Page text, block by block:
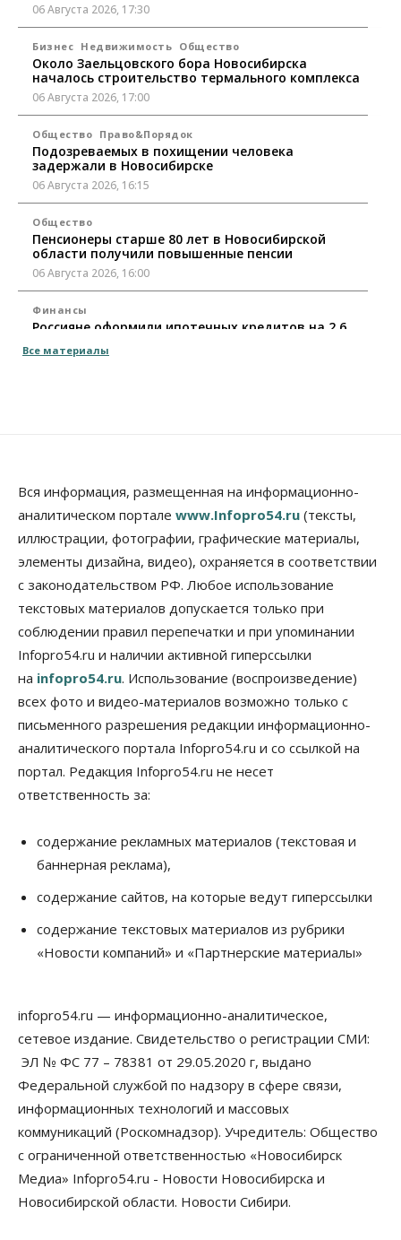
06 Августа 2026, 17:30
Бизнес Недвижимость Общество
Около Заельцовского бора Новосибирска
началось строительство термального комплекса
06 Августа 2026, 17:00
Общество Право&Порядок
Подозреваемых в похищении человека
задержали в Новосибирске
06 Августа 2026, 16:15
Общество
Пенсионеры старше 80 лет в Новосибирской
области получили повышенные пенсии
06 Августа 2026, 16:00
Финансы
Россияне оформили ипотечных кредитов на 2,6
06 Августа 2026, 15:53
Бизнес
Правительство России продлило разрешение на
выпуск бензина «Евро-3»
06 Августа 2026, 14:00
Общество
«За тех, у кого от 270 баллов,
настоящая борьба»: вузы настойчиво
обзванивают новосибирских высокобалльников
перед зачислением
06 Августа 2026, 13:00
Власть
Режим ЧС ввели в Омской области из-за засухи
06 Августа 2026, 12:15
Новосибирск готовится к визиту Владимира
Путина
Бизнес Недвижимость Общество
Росреестр назвал главные причины
06 Августа 2026, 12:00
Телекоммуникации
В 16 населённых пунктах Мошковского района
Бизнес Право&Порядок
Злоумышленники опять атакуют
новосибирские компании через электронную
почту
06 Августа 2026, 11:00
Общество
Медики готовятся к второму пику активности
клещей в Новосибирской области
06 Августа 2026, 10:00
Все материалы
Вся информация, размещенная на информационно-
аналитическом портале www.Infopro54.ru (тексты,
иллюстрации, фотографии, графические материалы,
элементы дизайна, видео), охраняется в соответствии
с законодательством РФ. Любое использование
текстовых материалов допускается только при
соблюдении правил перепечатки и при упоминании
Infopro54.ru и наличии активной гиперссылки
на infopro54.ru. Использование (воспроизведение)
всех фото и видео-материалов возможно только с
письменного разрешения редакции информационно-
аналитического портала Infopro54.ru и со ссылкой на
портал. Редакция Infopro54.ru не несет
ответственность за:
содержание рекламных материалов (текстовая и
баннерная реклама),
содержание сайтов, на которые ведут гиперссылки
содержание текстовых материалов из рубрики
«Новости компаний» и «Партнерские материалы»
infopro54.ru — информационно-аналитическое,
сетевое издание. Свидетельство о регистрации СМИ:
ЭЛ № ФС 77 – 78381 от 29.05.2020 г, выдано
Федеральной службой по надзору в сфере связи,
информационных технологий и массовых
коммуникаций (Роскомнадзор). Учредитель: Общество
с ограниченной ответственностью «Новосибирск
Медиа» Infopro54.ru - Новости Новосибирска и
Новосибирской области. Новости Сибири.